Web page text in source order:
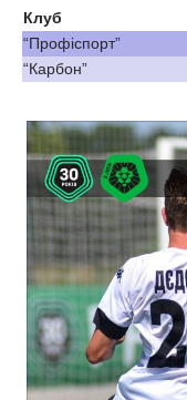
Клуб
“Профіспорт”
“Карбон”